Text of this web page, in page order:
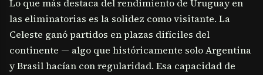
Lo que más destaca del rendimiento de Uruguay en
las eliminatorias es la solidez como visitante. La
Celeste ganó partidos en plazas difíciles del
continente — algo que históricamente solo Argentina
y Brasil hacían con regularidad. Esa capacidad de